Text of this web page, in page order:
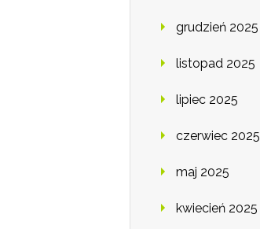
grudzień 2025
listopad 2025
lipiec 2025
czerwiec 2025
maj 2025
kwiecień 2025